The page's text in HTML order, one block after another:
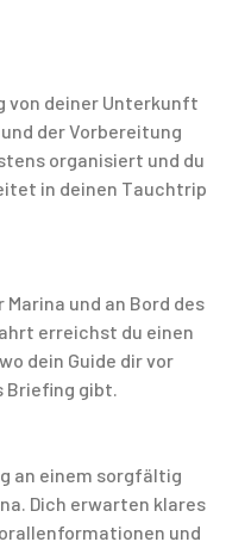
von deiner Unterkunft
der Vorbereitung
organisiert und du
in deinen Tauchtrip
und an Bord des
erreichst du einen
dein Guide dir vor
Briefing gibt.
an einem sorgfältig
Dich erwarten klares
und